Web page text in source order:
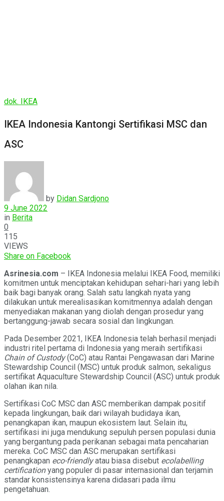
dok. IKEA
IKEA Indonesia Kantongi Sertifikasi MSC dan
ASC
by Didan Sardjono
9 June 2022
in Berita
0
115
VIEWS
Share on Facebook
Asrinesia.com – IKEA Indonesia melalui IKEA Food, memiliki
komitmen untuk menciptakan kehidupan sehari-hari yang lebih
baik bagi banyak orang. Salah satu langkah nyata yang
dilakukan untuk merealisasikan komitmennya adalah dengan
menyediakan makanan yang diolah dengan prosedur yang
bertanggung-jawab secara sosial dan lingkungan.
Pada Desember 2021, IKEA Indonesia telah berhasil menjadi
industri ritel pertama di Indonesia yang meraih sertifikasi
Chain of Custody(CoC) atau Rantai Pengawasan dari Marine
Stewardship Council (MSC) untuk produk salmon, sekaligus
sertifikat Aquaculture Stewardship Council (ASC) untuk produk
olahan ikan nila.
Sertifikasi CoC MSC dan ASC memberikan dampak positif
kepada lingkungan, baik dari wilayah budidaya ikan,
penangkapan ikan, maupun ekosistem laut. Selain itu,
sertifikasi ini juga mendukung sepuluh persen populasi dunia
yang bergantung pada perikanan sebagai mata pencaharian
mereka. CoC MSC dan ASC merupakan sertifikasi
penangkapan eco-friendlyatau biasa disebut ecolabelling
certificationyang populer di pasar internasional dan terjamin
standar konsistensinya karena didasari pada ilmu
pengetahuan.